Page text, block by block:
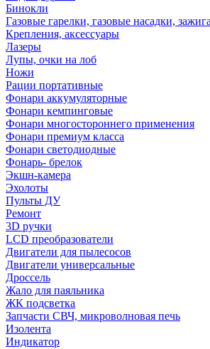
Бинокли
Газовые гарелки, газовые насадки,
Крепления, аксессуары
Лазеры
Лупы, очки на лоб
Ножи
Рации портативные
Фонари аккумуляторные
Фонари кемпинговые
Фонари многостороннего применения
Фонари премиум класса
Фонари светодиодные
Фонарь- брелок
Экшн-камера
Эхолоты
Пульты ДУ
Ремонт
3D ручки
LCD преобразователи
Двигатели для пылесосов
Двигатели универсальные
Дроссель
Жало для паяльника
ЖК подсветка
Запчасти СВЧ, микроволновая печь
Изолента
Индикатор